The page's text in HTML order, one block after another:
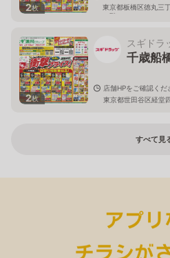
2枚
東京都板橋区徳丸三
１階
2枚
スギドラ
千歳船
店舗HPをご確認くだ
東京都世田谷区経堂
すべて見